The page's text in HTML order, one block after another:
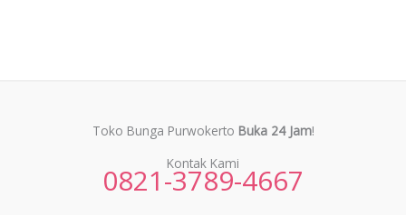
Toko Bunga Purwokerto Buka 24 Jam!
Kontak Kami
0821-3789-4667